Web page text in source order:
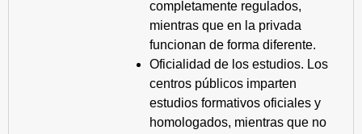
completamente regulados,
mientras que en la privada
funcionan de forma diferente.
Oficialidad de los estudios. Los
centros públicos imparten
estudios formativos oficiales y
homologados, mientras que no